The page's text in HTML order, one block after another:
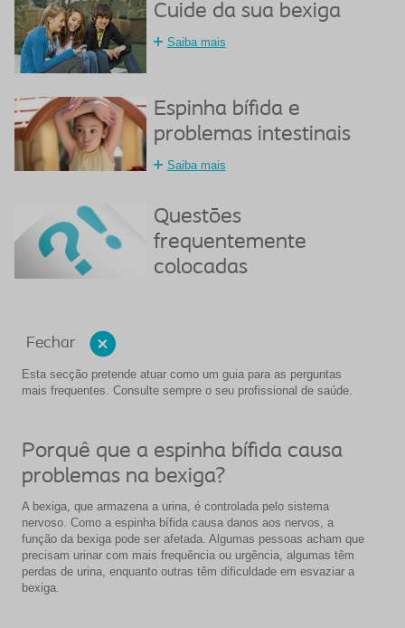
Cuide da sua bexiga
Saiba mais
Espinha bífida e
problemas intestinais
Saiba mais
Questões
frequentemente
colocadas
Fechar
Esta secção pretende atuar como um guia para as perguntas
mais frequentes. Consulte sempre o seu profissional de saúde.
Porquê que a espinha bífida causa
problemas na bexiga?
A bexiga, que armazena a urina, é controlada pelo sistema
nervoso. Como a espinha bífida causa danos aos nervos, a
função da bexiga pode ser afetada. Algumas pessoas acham que
precisam urinar com mais frequência ou urgência, algumas têm
perdas de urina, enquanto outras têm dificuldade em esvaziar a
bexiga.